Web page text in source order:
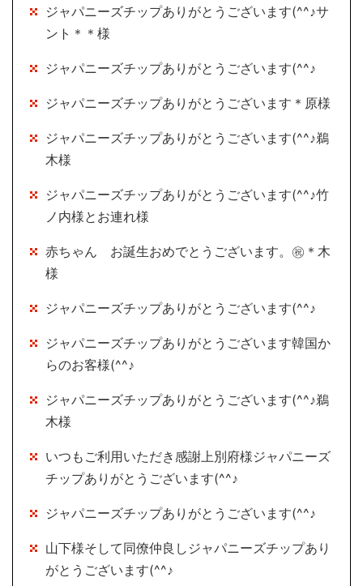
ジャパニーズチップありがとうございます(^^♪サ
ント＊＊様
ジャパニーズチップありがとうございます(^^♪
ジャパニーズチップありがとうございます＊原様
ジャパニーズチップありがとうございます(^^♪鵜
木様
ジャパニーズチップありがとうございます(^^♪竹
ノ内様とお連れ様
赤ちゃん お誕生おめでとうございます。㊗＊木
様
ジャパニーズチップありがとうございます(^^♪
ジャパニーズチップありがとうございます韓国か
らのお客様(^^♪
ジャパニーズチップありがとうございます(^^♪鵜
木様
いつもご利用いただき感謝上別府様ジャパニーズ
チップありがとうございます(^^♪
ジャパニーズチップありがとうございます(^^♪
山下様そして同僚仲良しジャパニーズチップあり
がとうございます(^^♪